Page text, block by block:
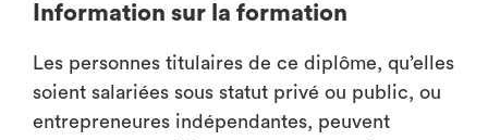
Information sur la formation
Les personnes titulaires de ce diplôme, qu’elles
soient salariées sous statut privé ou public, ou
entrepreneures indépendantes, peuvent